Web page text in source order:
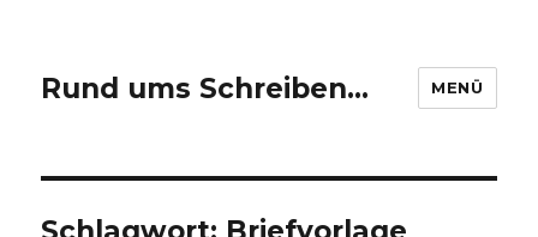
Rund ums Schreiben… MENÜ